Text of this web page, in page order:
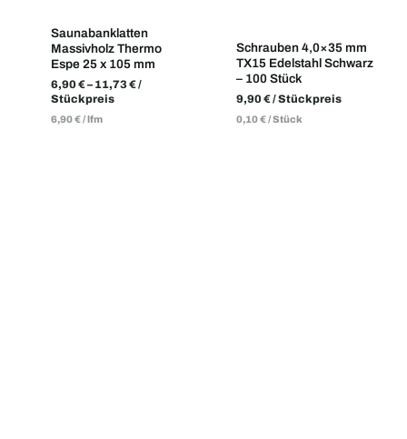
Saunabanklatten
Massivholz Thermo
Espe 25 x 105 mm
6,90€–11,73€/
Stückpreis
6,90€/lfm
Schrauben 4,0×35 mm
TX15 Edelstahl Schwarz
– 100 Stück
9,90€/ Stückpreis
0,10€/Stück